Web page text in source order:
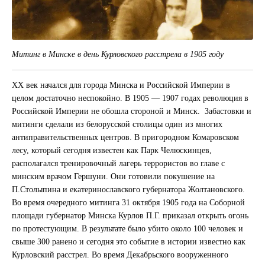
Митинг в Минске в день Курловского расстрела в 1905 году
XX век начался для города Минска и Российской Империи в
целом достаточно неспокойно. В 1905 — 1907 годах революция в
Российской Империи не обошла стороной и Минск. Забастовки и
митинги сделали из белорусской столицы один из многих
антиправительственных центров. В пригородном Комаровском
лесу, который сегодня известен как Парк Челюскинцев,
располагался тренировочный лагерь террористов во главе с
минским врачом Гершуни. Они готовили покушение на
П.Столыпина и екатеринославского губернатора Жолтановского.
Во время очередного митинга 31 октября 1905 года на Соборной
площади губернатор Минска Курлов П.Г. приказал открыть огонь
по протестующим. В результате было убито около 100 человек и
свыше 300 ранено и сегодня это событие в истории известно как
Курловский расстрел. Во время Декабрьского вооруженного